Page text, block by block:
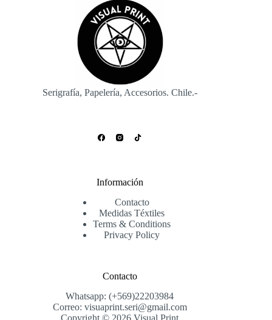
Serigrafía, Papelería, Accesorios. Chile.-
Información
Contacto
Medidas Téxtiles
Terms & Conditions
Privacy Policy
Contacto
Whatsapp: (+569)22203984
Correo: visuaprint.seri@gmail.com
Copyright © 2026 Visual Print